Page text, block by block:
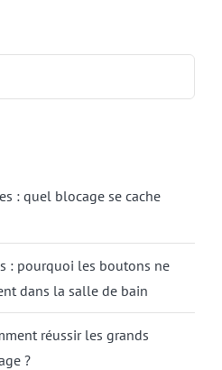
: quel blocage se cache
: pourquoi les boutons ne
dans la salle de bain
réussir les grands
?